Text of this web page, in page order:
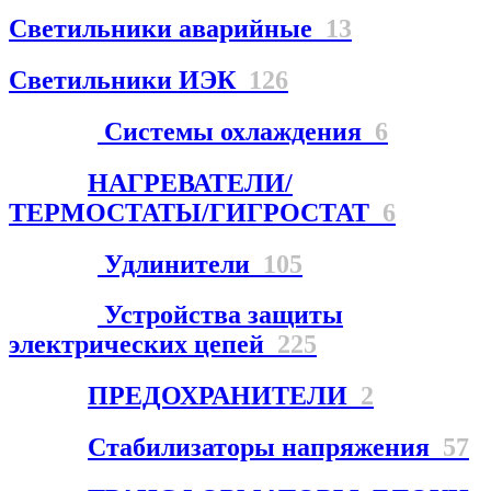
Светильники аварийные 13
Светильники ИЭК 126
Системы охлаждения 6
НАГРЕВАТЕЛИ/
ТЕРМОСТАТЫ/ГИГРОСТАТ 6
Удлинители 105
Устройства защиты
электрических цепей 225
ПРЕДОХРАНИТЕЛИ 2
Стабилизаторы напряжения 57